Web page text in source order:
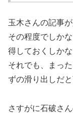
玉木さんの記事
その程度でしか
得しておくしかな
それでも、まっ
ずの滑り出しだ
さすがに石破さ